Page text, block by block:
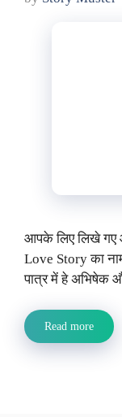
आपके लिए लिखे गए
Love Story का
पात्र में हे अभिषेक
Read more